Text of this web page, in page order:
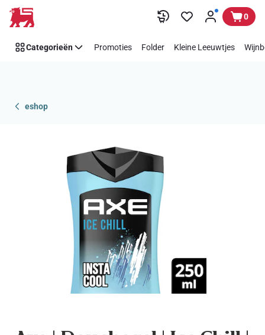
Overslaan 0
Categorieën Promoties Folder Kleine Leeuwtjes
eshop